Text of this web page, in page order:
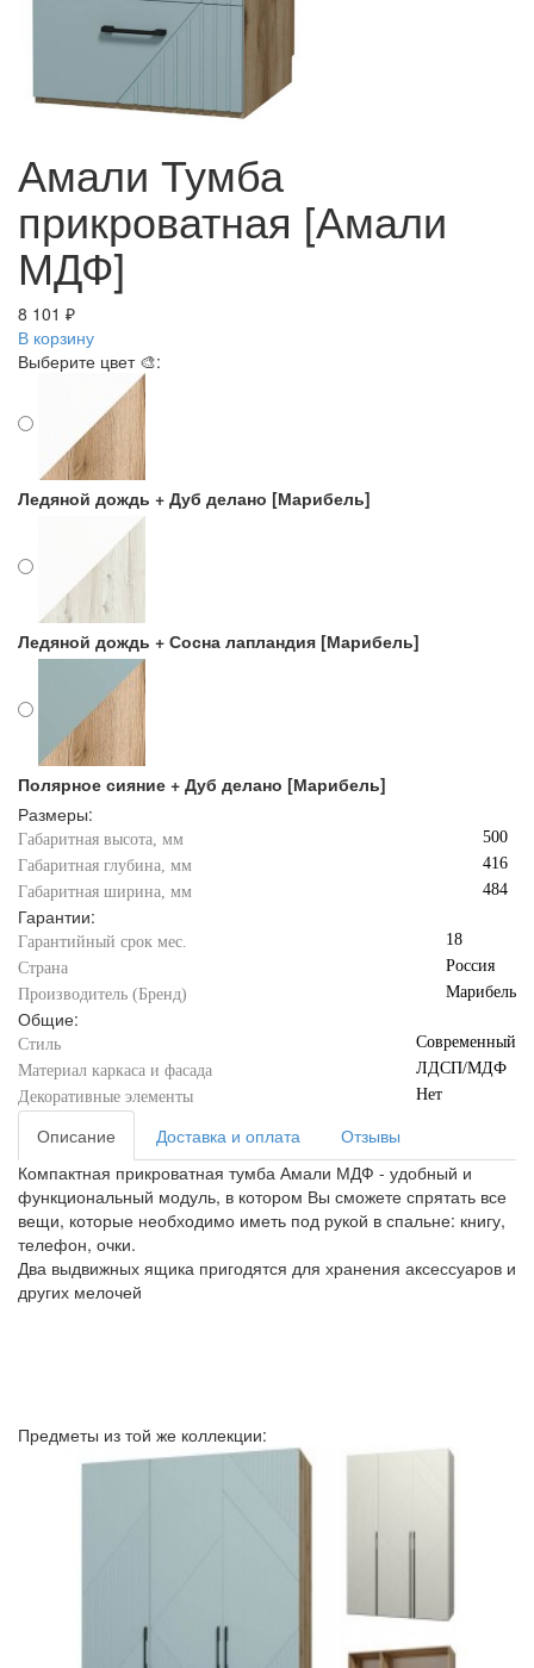
Амали Тумба
прикроватная [Амали
МДФ]
8 101 ₽
В корзину
Выберите цвет 🎨:
Ледяной дождь + Дуб делано [Марибель]
Ледяной дождь + Сосна лапландия [Марибель]
Полярное сияние + Дуб делано [Марибель]
Размеры:
Габаритная высота, мм
500
Габаритная глубина, мм
416
Габаритная ширина, мм
484
Гарантии:
Гарантийный срок мес.
18
Страна
Россия
Производитель (Бренд)
Марибель
Общие:
Стиль
Современный
Материал каркаса и фасада
ЛДСП/МДФ
Декоративные элементы
Нет
Описание Доставка и оплата
Отзывы
Компактная прикроватная тумба Амали МДФ - удобный и
функциональный модуль, в котором Вы сможете спрятать все
вещи, которые необходимо иметь под рукой в спальне: книгу,
телефон, очки.
Два выдвижных ящика пригодятся для хранения аксессуаров и
других мелочей
Предметы из той же коллекции: